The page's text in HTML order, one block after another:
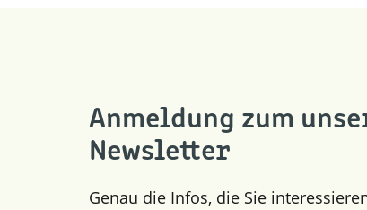
Anmeldung zum
Newsletter
Genau die Infos, die Sie